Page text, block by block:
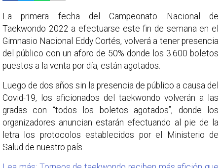
La primera fecha del Campeonato Nacional de
Taekwondo 2022 a efectuarse este fin de semana en el
Gimnasio Nacional Eddy Cortés, volverá a tener presencia
del público con un aforo de 50% donde los 3.600 boletos
puestos a la venta por día, están agotados.
Luego de dos años sin la presencia de público a causa del
Covid-19, los aficionados del taekwondo volverán a las
gradas con “todos los boletos agotados”, donde los
organizadores anuncian estarán efectuando al pie de la
letra los protocolos establecidos por el Ministerio de
Salud de nuestro país.